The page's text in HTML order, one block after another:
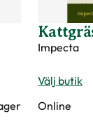
Impecta
Välj butik
Online